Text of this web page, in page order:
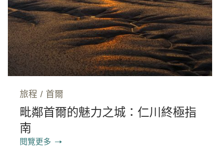
旅程 / 首爾
毗鄰首爾的魅力之城：仁川終極指
南
閱覽更多